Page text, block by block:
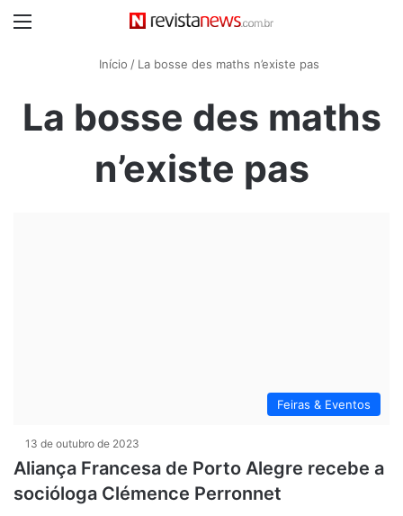
Início / La bosse des maths n’existe pas
La bosse des maths
n’existe pas
Feiras & Eventos
13 de outubro de 2023
Aliança Francesa de Porto Alegre recebe a
socióloga Clémence Perronnet